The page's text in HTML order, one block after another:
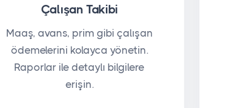
Çalışan Takibi
Maaş, avans, prim gibi çalışan
ödemelerini kolayca yönetin.
Raporlar ile detaylı bilgilere
erişin.